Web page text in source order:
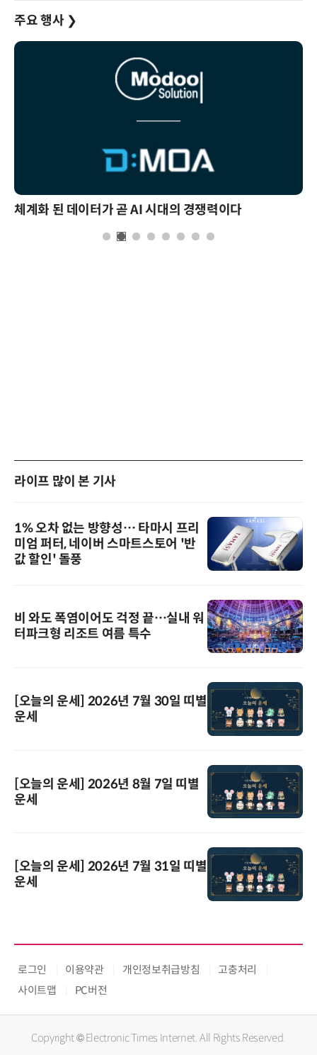
주요 행사 ❯
체계화 된 데이터가 곧 AI 시대의 경쟁력이다
라이프 많이 본 기사
1% 오차 없는 방향성… 타마시 프리
미엄 퍼터, 네이버 스마트스토어 '반
값 할인' 돌풍
비 와도 폭염이어도 걱정 끝…실내 워
터파크형 리조트 여름 특수
[오늘의 운세] 2026년 7월 30일 띠별
운세
[오늘의 운세] 2026년 8월 7일 띠별
운세
[오늘의 운세] 2026년 7월 31일 띠별
운세
로그인 이용약관 개인정보취급방침
고충처리
사이트맵
PC버전
Copyright © Electronic Times Internet. All Rights Reserved.